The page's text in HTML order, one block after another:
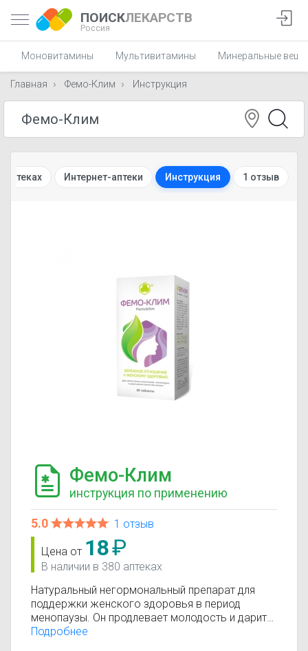
ПОИСКЛЕКАРСТВ
Россия
Моновитамины Мультивитамины Минеральные
Главная Фемо-Клим Инструкция
аптеках Интернет-аптеки Инструкция 1 отзыв
Фемо-Клим
инструкция по применению
5.0 1 отзыв
Цена от 18₽
В наличии в 380 аптеках
Натуральный негормональный препарат для
поддержки женского здоровья в период
менопаузы. Он продлевает молодость и дарит
хорошее самочувствие, выравнивая
Подробнее